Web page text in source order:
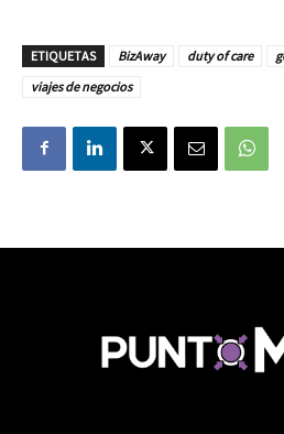
ETIQUETAS BizAway duty of care
viajes de negocios